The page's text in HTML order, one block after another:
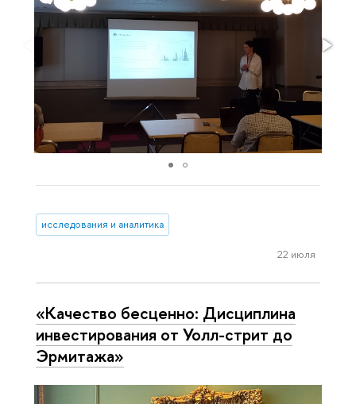
исследования и аналитика
22 июля
«Качество бесценно: Дисциплина
инвестирования от Уолл-стрит до
Эрмитажа»